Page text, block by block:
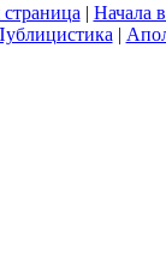
страница | Начала
|